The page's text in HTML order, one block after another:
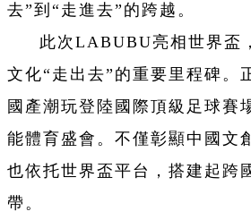
去”到“走進去”的跨越。
此次LABUBU亮相世界盃
文化“走出去”的重要里程碑。
國產潮玩登陸國際頂級足球賽
能體育盛會。不僅彰顯中國文
也依托世界盃平台，搭建起跨
帶。